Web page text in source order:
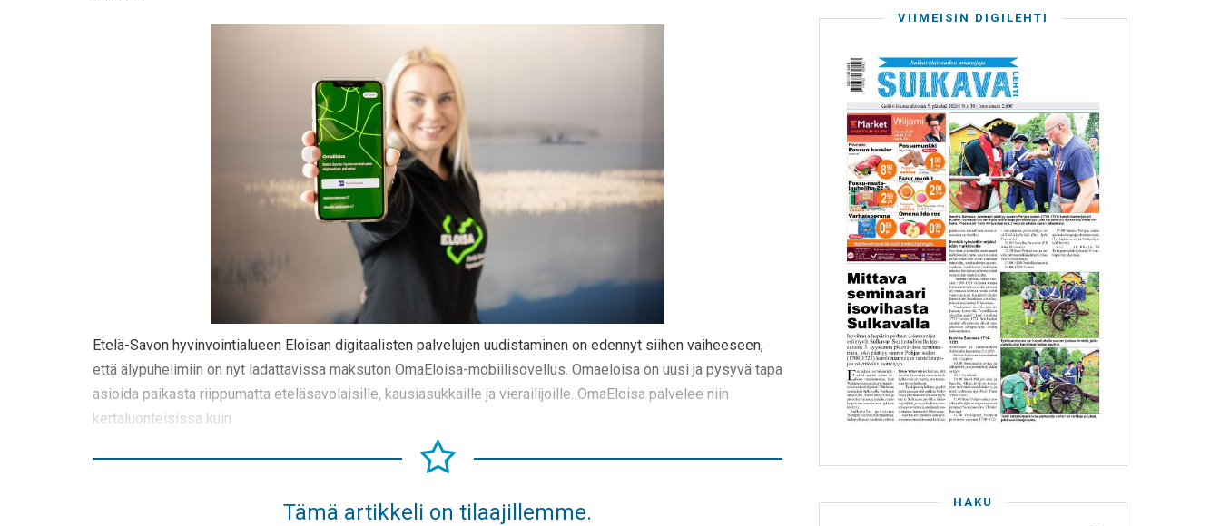
Etelä-Savon hyvinvointialueen Eloisan digitaalisten palvelujen uudistaminen on edennyt siihen vaiheeseen,
että älypuhelimiin on nyt ladattavissa maksuton OmaEloisa-mobiilisovellus. Omaeloisa on uusi ja pysyvä tapa
asioida paikasta riippumatta eteläsavolaisille, kausiasukkaille ja vierailijoille. OmaEloisa palvelee niin
kertaluonteisissa kuin
Tämä artikkeli on tilaajillemme.
VIIMEISIN DIGILEHTI
HAKU